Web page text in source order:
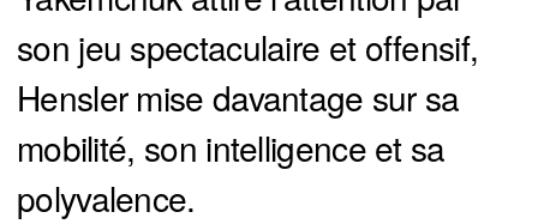
son jeu spectaculaire et offensif,
Hensler mise davantage sur sa
mobilité, son intelligence et sa
polyvalence.